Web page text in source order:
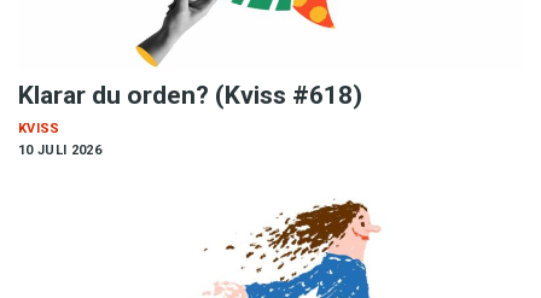
Klarar du orden? (Kviss #618)
10 JULI 2026
KVISS